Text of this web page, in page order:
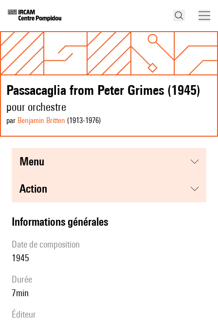
Passacaglia from Peter Grimes (1945)
pour orchestre
par Benjamin Britten (1913-1976)
menu
action
informations générales
date de composition
1945
durée
7min
éditeur